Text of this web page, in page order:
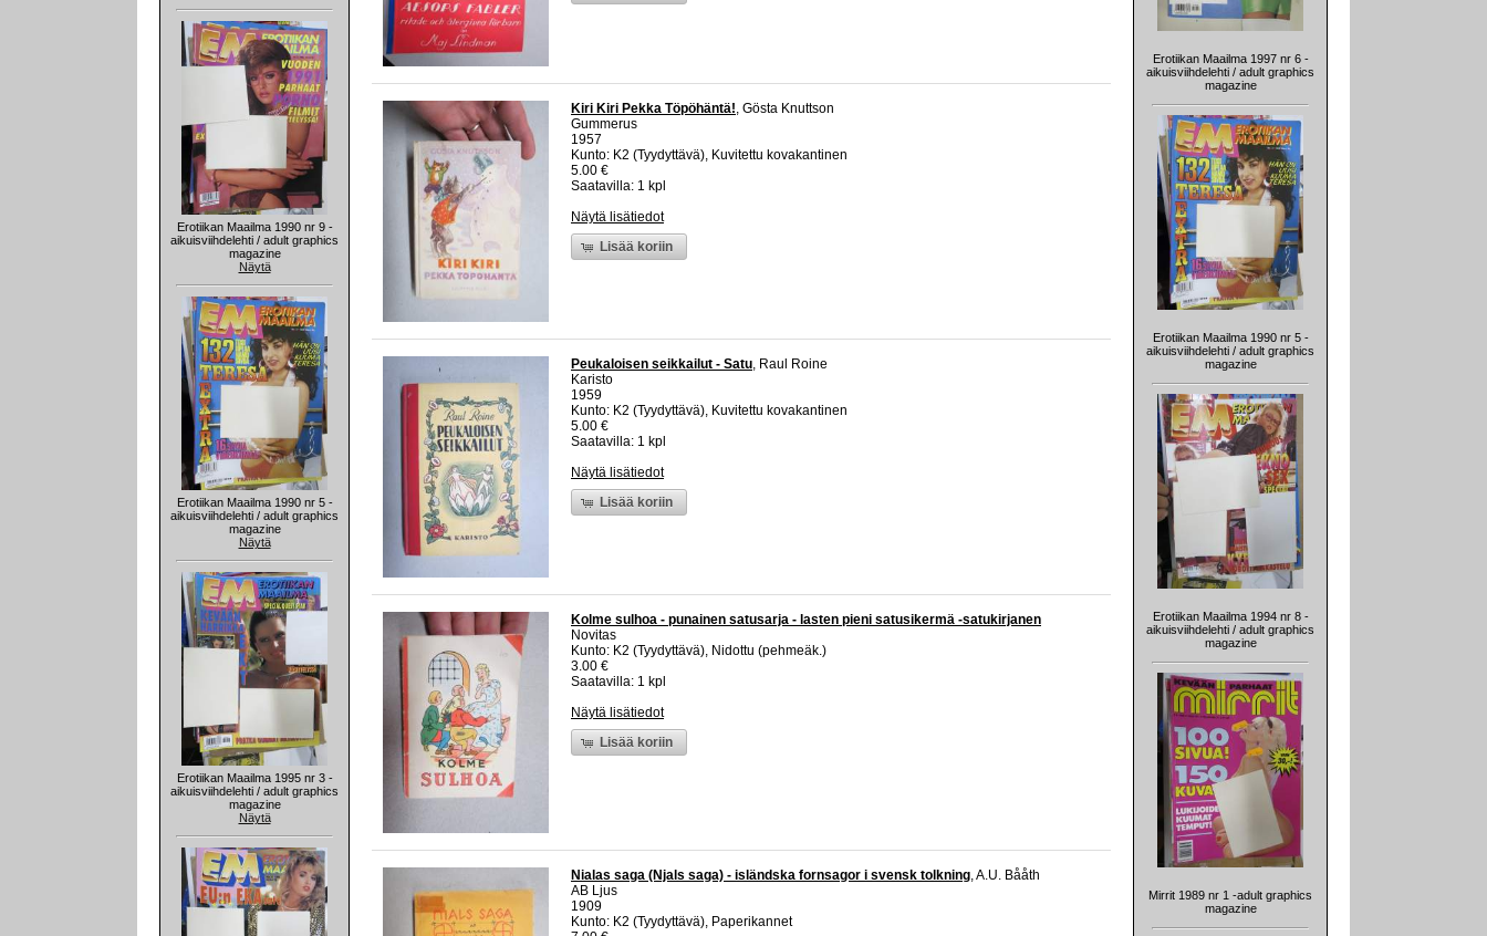
Erotiikan Maailma 1990 nr 9 -
aikuisviihdelehti / adult graphics
magazine
Näytä
Erotiikan Maailma 1990 nr 5 -
aikuisviihdelehti / adult graphics
magazine
Näytä
Erotiikan Maailma 1995 nr 3 -
aikuisviihdelehti / adult graphics
magazine
Näytä
Kiri Kiri Pekka Töpöhäntä!, Gösta Knuttson
Gummerus
1957
Kunto: K2 (Tyydyttävä), Kuvitettu kovakantinen
5.00 €
Saatavilla: 1 kpl
Näytä lisätiedot
Lisää koriin
Peukaloisen seikkailut - Satu, Raul Roine
Karisto
1959
Kunto: K2 (Tyydyttävä), Kuvitettu kovakantinen
5.00 €
Saatavilla: 1 kpl
Näytä lisätiedot
Lisää koriin
Kolme sulhoa - punainen satusarja - lasten pieni satusikermä -satukirjanen
Novitas
Kunto: K2 (Tyydyttävä), Nidottu (pehmeäk.)
3.00 €
Saatavilla: 1 kpl
Näytä lisätiedot
Lisää koriin
Nialas saga (Njals saga) - isländska fornsagor i svensk tolkning, A.U. Bååth
AB Ljus
1909
Kunto: K2 (Tyydyttävä), Paperikannet
Erotiikan Maailma 1997 nr 6 -
aikuisviihdelehti / adult graphics
magazine
Erotiikan Maailma 1990 nr 5 -
aikuisviihdelehti / adult graphics
magazine
Erotiikan Maailma 1994 nr 8 -
aikuisviihdelehti / adult graphics
magazine
Mirrit 1989 nr 1 -adult graphics
magazine